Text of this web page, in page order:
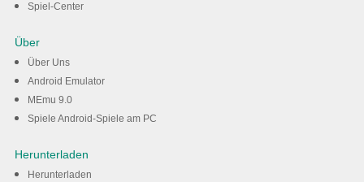
Spiel-Center
Über
Über Uns
Android Emulator
MEmu 9.0
Spiele Android-Spiele am PC
Herunterladen
Herunterladen